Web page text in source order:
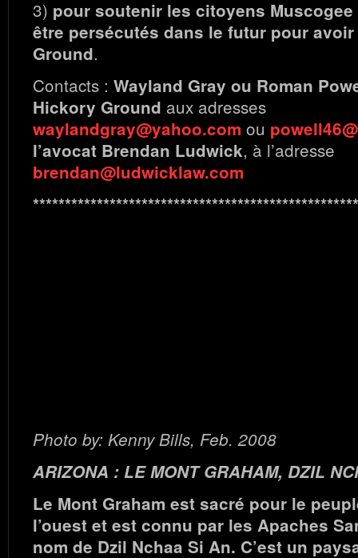
3) pour soutenir les citoyens
être persécutés dans le futur pour
Ground.
Contacts : Wayland Gray ou Roman
Hickory Ground aux adresses
waylandgray@yahoo.com ou
l’avocat Brendan Ludwick, à l’adresse
brendan@ludwicklaw.com
Photo by: Kenny Bills, Feb. 2008
ARIZONA : LE MONT GRAHAM, DZIL
Le Mont Graham est sacré pour le
l’ouest et est connu par les Apaches
nom de Dzil Nchaa Si An. C’est un